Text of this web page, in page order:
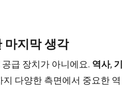
마지막 생각
급 장치가 아니에요. 역사, 기
지 다양한 측면에서 중요한 역